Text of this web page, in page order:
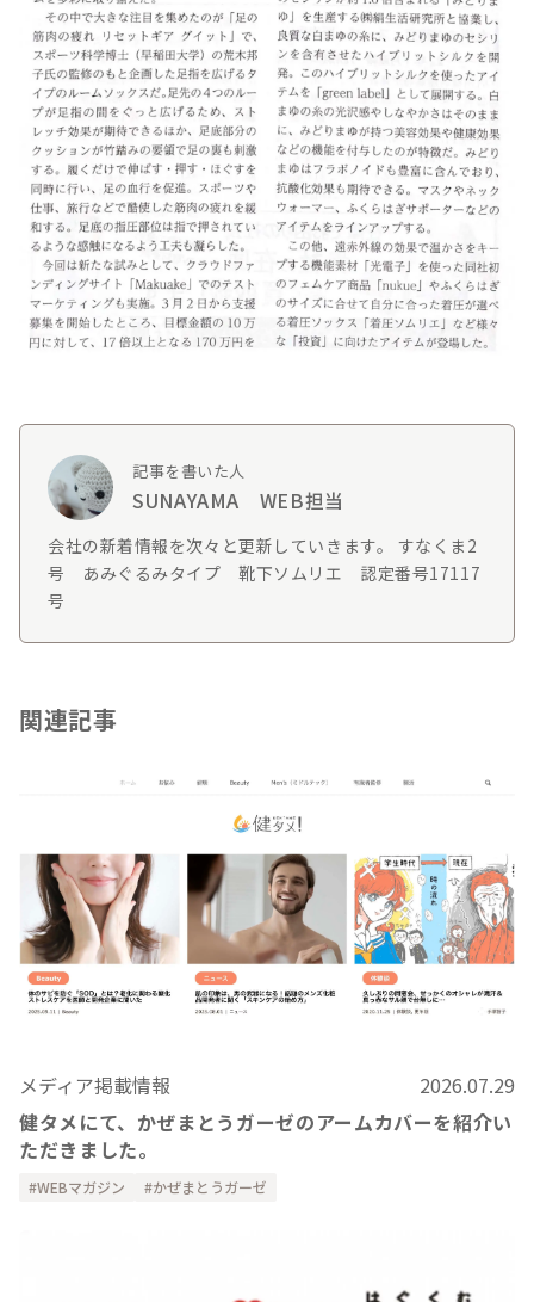
記事を書いた人
SUNAYAMA WEB担当
会社の新着情報を次々と更新していきます。 すなくま2
号 あみぐるみタイプ 靴下ソムリエ 認定番号17117
号
関連記事
メディア掲載情報
2026.07.29
健タメにて、かぜまとうガーゼのアームカバーを紹介い
ただきました。
WEBマガジン かぜまとうガーゼ